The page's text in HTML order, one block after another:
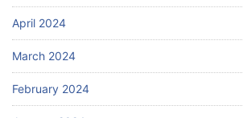
April 2024
March 2024
February 2024